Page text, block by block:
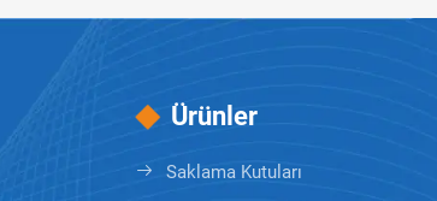
Ürünler
Saklama Kutuları